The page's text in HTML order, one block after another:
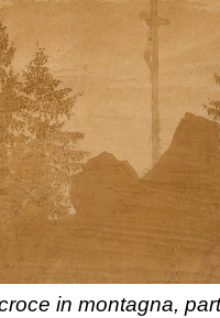
in montagna,